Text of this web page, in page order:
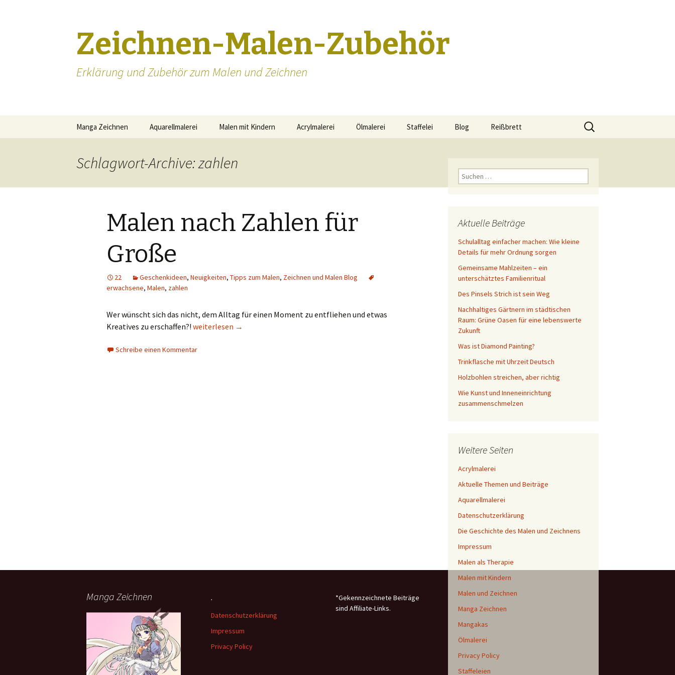
Zeichnen-Malen-Zubehör
Erklärung und Zubehör zum Malen und Zeichnen
Manga Zeichnen
Manga Augen zeichnen
Aquarellmalerei Malen mit Kindern Acrylmalerei Ölmalerei Staffelei Blog Reißbrett
Reißbrett A1
Schreibtisch
Suchen
nach:
Schlagwort-Archive: zahlen
Malen nach Zahlen für
Große
22 Geschenkideen, Neuigkeiten, Tipps zum Malen, Zeichnen und Malen Blog
erwachsene, Malen, zahlen
Wer wünscht sich das nicht, dem Alltag für einen Moment zu entfliehen und etwas
Kreatives zu erschaffen?! Malen nach Zahlen für Große
weiterlesen →
Schreibe einen Kommentar
Suchen
nach:
Aktuelle Beiträge
Schulalltag einfacher machen: Wie kleine
Details für mehr Ordnung sorgen
Gemeinsame Mahlzeiten – ein
unterschätztes Familienritual
Des Pinsels Strich ist sein Weg
Nachhaltiges Gärtnern im städtischen
Raum: Grüne Oasen für eine lebenswerte
Zukunft
Was ist Diamond Painting?
Trinkflasche mit Uhrzeit Deutsch
Holzbohlen streichen, aber richtig
Wie Kunst und Inneneinrichtung
zusammenschmelzen
Weitere Seiten
Acrylmalerei
Aktuelle Themen und Beiträge
Aquarellmalerei
Datenschutzerklärung
Die Geschichte des Malen und Zeichnens
Impressum
Malen als Therapie
Malen mit Kindern
Malen und Zeichnen
Manga Zeichnen
Mangakas
Ölmalerei
Privacy Policy
Staffeleien
Manga Zeichnen .
Datenschutzerklärung
Impressum
Privacy Policy
*Gekennzeichnete Beiträge
sind Affiliate-Links.